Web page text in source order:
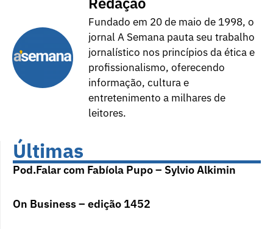
Fundado em 20 de maio de 1998, o
jornal A Semana pauta seu trabalho
jornalístico nos princípios da ética e
profissionalismo, oferecendo
informação, cultura e
entretenimento a milhares de
leitores.
Últimas
Pod.Falar com Fabíola Pupo – Sylvio Alkimin
On Business – edição 1452